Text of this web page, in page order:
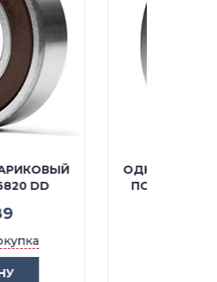
ШАРИКОВЫЙ
6820 (61820)
покупка
КОРЗИНУ